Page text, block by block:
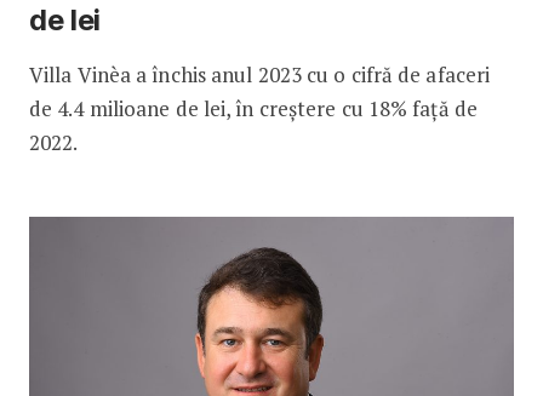
de lei
Villa Vinèa a închis anul 2023 cu o cifră de afaceri
de 4.4 milioane de lei, în creștere cu 18% față de
2022.